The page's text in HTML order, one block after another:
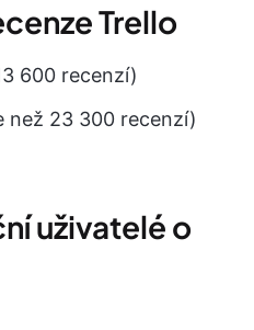
Trello
600 recenzí)
než 23 300 recenzí)
uživatelé o